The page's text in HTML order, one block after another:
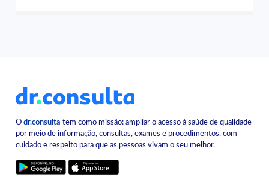
Odr.consulta tem como missão: ampliar o acesso à saúde de qualidade
por meio de informação, consultas, exames e procedimentos, com
cuidado e respeito para que as pessoas vivam o seu melhor.